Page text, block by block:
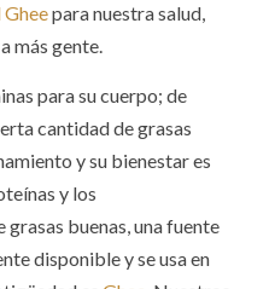
para nuestra salud,
más gente.
para su cuerpo; de
cantidad de grasas
y su bienestar es
y los
grasas buenas, una fuente
disponible y se usa en